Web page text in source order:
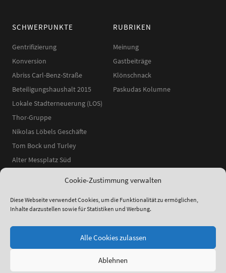
Cookie-Zustimmung verwalten
Diese Webseite verwendet Cookies, um die Funktionalität zu ermöglichen,
Inhalte darzustellen sowie für Statistiken und Werbung.
Alle Cookies zulassen
Ablehnen
SCHWERPUNKTE
Gentrifizierung
Konversion
Abriss Carl-Benz-Straße
Beteiligungshaushalt 2015
Lokale Stadterneuerung (LOS)
Thor-Gruppe
Nikolas Löbels Geschäfte
Tom Bock und Turley
Alter Messplatz Süd
RUBRIKEN
Meinung
Gastbeiträge
Klönschnack
Paskudas Kolumne
Theme:Elmastudio
Facebook
Instagram
YouTube
RSS